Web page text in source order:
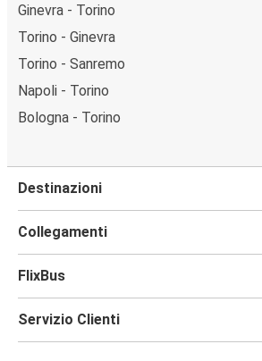
Ginevra - Torino
Torino - Ginevra
Torino - Sanremo
Napoli - Torino
Bologna - Torino
Destinazioni
Collegamenti
FlixBus
Servizio Clienti